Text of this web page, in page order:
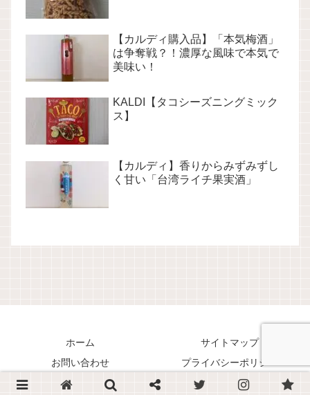
【カルディ購入品】「本気梅酒」
は争奪戦？！濃厚な風味で本気で
美味い！
KALDI【タコシーズニングミック
ス】
【カルディ】香りからみずみずし
く甘い「台湾ライチ果実酒」
ホーム
サイトマップ
お問い合わせ
プライバシーポリシー
Copyright © 2018-2026 くまリオのススメ！ All Rights Reserved.